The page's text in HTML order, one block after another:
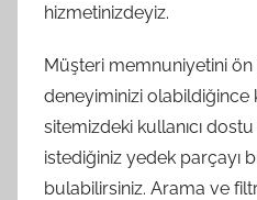
hizmetinizdeyiz.
Müşteri memnuniyetini ön
deneyiminizi olabildiğince
sitemizdeki kullanıcı
istediğiniz yedek parçayı
bulabilirsiniz. Arama ve